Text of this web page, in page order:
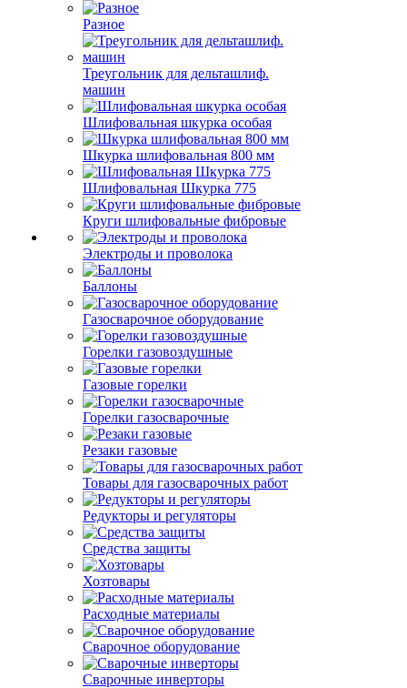
Разное
Треугольник для дельташлиф.
машин
Шлифовальная шкурка особая
Шкурка шлифовальная 800 мм
Шлифовальная Шкурка 775
Круги шлифовальные фибровые
Электроды и проволока
Баллоны
Газосварочное оборудование
Горелки газовоздушные
Газовые горелки
Горелки газосварочные
Резаки газовые
Товары для газосварочных работ
Редукторы и регуляторы
Средства защиты
Хозтовары
Расходные материалы
Сварочное оборудование
Сварочные инверторы